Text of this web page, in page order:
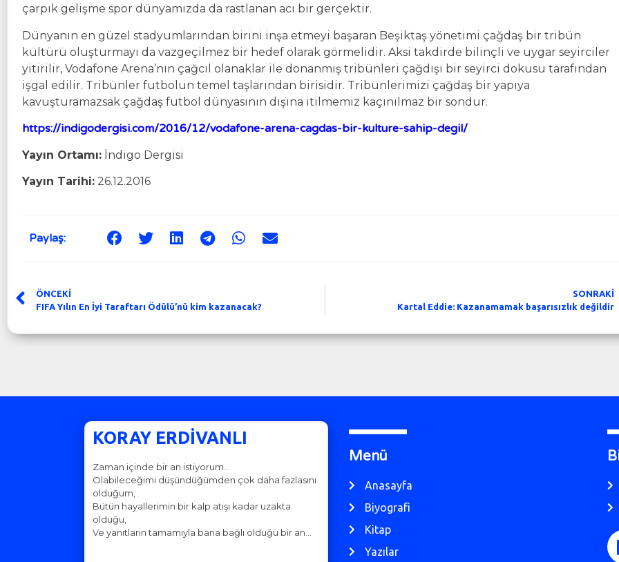
çarpık gelişme spor dünyamızda da rastlanan acı bir gerçektir.
Dünyanın en güzel stadyumlarından birini inşa etmeyi başaran Beşiktaş yönetimi çağdaş bir tribün
kültürü oluşturmayı da vazgeçilmez bir hedef olarak görmelidir. Aksi takdirde bilinçli ve uygar seyirciler
yitirilir, Vodafone Arena’nın çağcıl olanaklar ile donanmış tribünleri çağdışı bir seyirci dokusu tarafından
işgal edilir. Tribünler futbolun temel taşlarından birisidir. Tribünlerimizi çağdaş bir yapıya
kavuşturamazsak çağdaş futbol dünyasının dışına itilmemiz kaçınılmaz bir sondur.
https://indigodergisi.com/2016/12/vodafone-arena-cagdas-bir-kulture-sahip-degil/
Yayın Ortamı: İndigo Dergisi
Yayın Tarihi: 26.12.2016
Paylaş:
ÖNCEKİ
FIFA Yılın En İyi Taraftarı Ödülü’nü kim kazanacak?
SONRAKİ
Kartal Eddie: Kazanamamak başarısızlık değildir
KORAY ERDİVANLI
Zaman içinde bir an istiyorum…
Olabileceğimi düşündüğümden çok daha fazlasını
olduğum,
Bütün hayallerimin bir kalp atışı kadar uzakta
olduğu,
Ve yanıtların tamamıyla bana bağlı olduğu bir an…
Menü
Anasayfa
Biyografi
Kitap
Yazılar